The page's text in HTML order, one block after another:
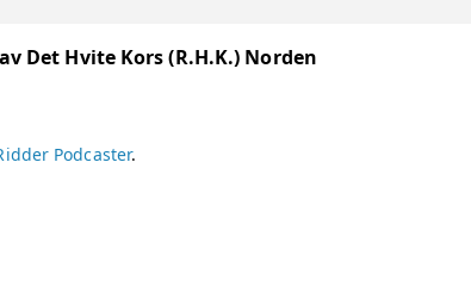
PODCAST
Det Hvite Kors (R.H.K.) Norden
Podcaster.